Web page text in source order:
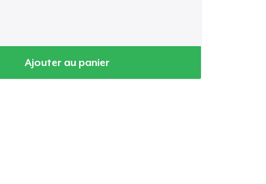
Ajouter au panier